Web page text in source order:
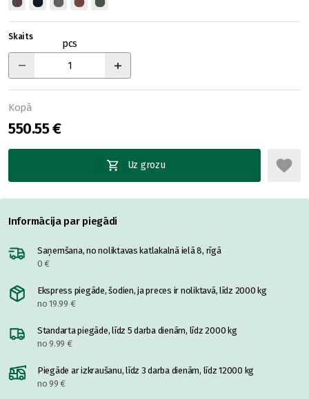
Skaits
pcs
Kopā
550.55 €
Uz grozu
Informācija par piegādi
Saņemšana, no noliktavas katlakalnā ielā 8, rīgā
0 €
Ekspress piegāde, šodien, ja preces ir noliktavā, līdz 2000 kg
no 19.99 €
Standarta piegāde, līdz 5 darba dienām, līdz 2000 kg
no 9.99 €
Piegāde ar izkraušanu, līdz 3 darba dienām, līdz 12000 kg
no 99 €